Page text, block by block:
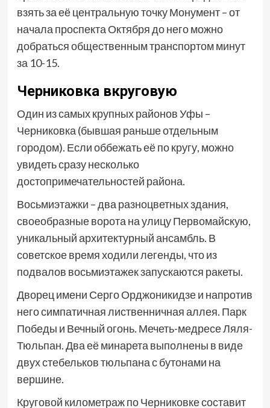
взять за её центральную точку Монумент – от
начала проспекта Октября до него можно
добраться общественным транспортом минут
за 10-15.
Черниковка вкруговую
Один из самых крупных районов Уфы –
Черниковка (бывшая раньше отдельным
городом). Если оббежать её по кругу, можно
увидеть сразу несколько
достопримечательностей района.
Восьмиэтажки – два разноцветных здания,
своеобразные ворота на улицу Первомайскую,
уникальный архитектурный ансамбль. В
советское время ходили легенды, что из
подвалов восьмиэтажек запускаются ракеты.
Дворец имени Серго Орджоникидзе и напротив
него симпатичная лиственничная аллея. Парк
Победы и Вечный огонь. Мечеть-медресе Ляля-
Тюльпан. Два её минарета выполнены в виде
двух стебельков тюльпана с бутонами на
вершине.
Круговой километраж по Черниковке составит